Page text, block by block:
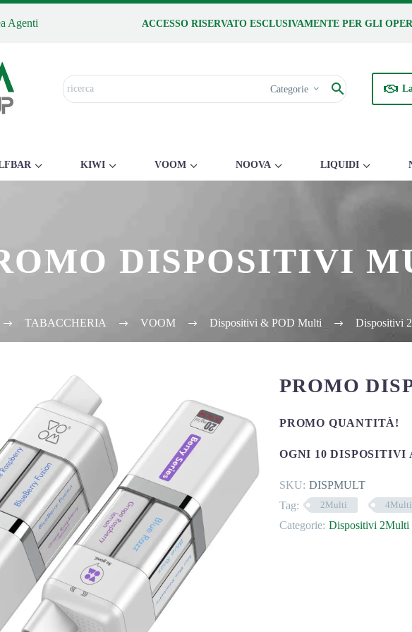
Agenti ACCESSO RISERVATO ESCLUSIVAMENTE PER GLI
Categorie
KIWI VOOM NOOVA LIQUIDI
DISPOSITIVI
TABACCHERIA VOOM Dispositivi & POD Multi Dispositivi
PROMO
PROMO QUANTITÀ!
OGNI 10
SKU: DISPMULT
Tag:
2Multi 4Multi
Categorie: Dispositivi 2Multi